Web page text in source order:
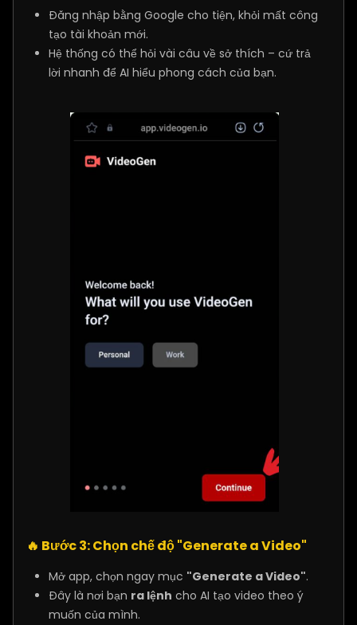
Đăng nhập bằng Google cho tiện, khỏi mất công
tạo tài khoản mới.
Hệ thống có thể hỏi vài câu về sở thích – cứ trả
lời nhanh để AI hiểu phong cách của bạn.
🔥 Bước 3: Chọn chế độ "Generate a Video"
Mở app, chọn ngay mục "Generate a Video".
Đây là nơi bạn ra lệnh cho AI tạo video theo ý
muốn của mình.